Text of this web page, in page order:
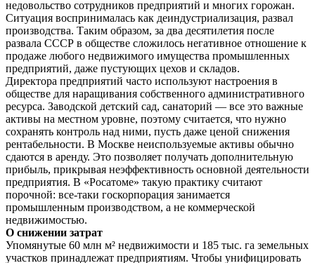
недовольство сотрудников предприятий и многих горожан.
Ситуация воспринималась как деиндустриализация, развал
производства. Таким образом, за два десятилетия после
развала СССР в обществе сложилось негативное отношение к
продаже любого недвижимого имущества промышленных
предприятий, даже пустующих цехов и складов.
Директора предприятий часто используют настроения в
обществе для наращивания собственного административного
ресурса. Заводской детский сад, санаторий — все это важные
активы на местном уровне, поэтому считается, что нужно
сохранять контроль над ними, пусть даже ценой снижения
рентабельности. В Москве неиспользуемые активы обычно
сдаются в аренду. Это позволяет получать дополнительную
прибыль, прикрывая неэффективность основной деятельности
предприятия. В «Росатоме» такую практику считают
порочной: все-таки госкорпорация занимается
промышленным производством, а не коммерческой
недвижимостью.
О снижении затрат
Упомянутые 60 млн м² недвижимости и 185 тыс. га земельных
участков принадлежат предприятиям. Чтобы унифицировать